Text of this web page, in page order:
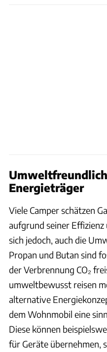
Energieträger
Viele Camper schätzen
aufgrund seiner
sich jedoch, auch die
Propan und Butan sind
der Verbrennung CO₂
umweltbewusst reisen
alternative
dem Wohnmobil eine
Diese können
für Geräte übernehmen,